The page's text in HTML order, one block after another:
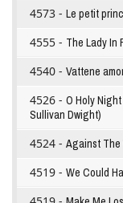
4573 - Le petit
4555 - The Lady In
4540 - Vattene
4526 - O Holy
Sullivan Dwight)
4524 - Against The
4519 - We Could